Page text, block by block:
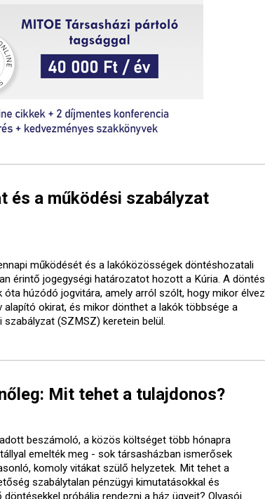
és a működési szabályzat
működését és a lakóközösségek döntéshozatali
érintő jogegységi határozatot hozott a Kúria. A döntés
húzódó jogvitára, amely arról szólt, hogy mikor élvez
alapító okirat, és mikor dönthet a lakók többsége a
(SZMSZ) keretein belül.
Mit tehet a tulajdonos?
beszámoló, a közös költséget több hónapra
emelték meg - sok társasházban ismerősek
komoly vitákat szülő helyzetek. Mit tehet a
szabálytalan pénzügyi kimutatásokkal és
próbálja rendezni a ház ügyeit? Olvasói